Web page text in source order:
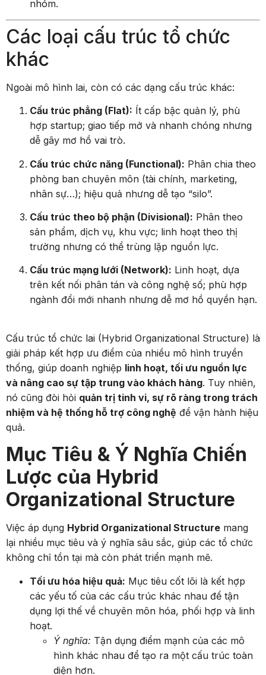
Các loại cấu trúc tổ chức
khác
Ngoài mô hình lai, còn có các dạng cấu trúc khác:
Cấu trúc phẳng (Flat): Ít cấp bậc quản lý, phù
hợp startup; giao tiếp mở và nhanh chóng nhưng
dễ gây mơ hồ vai trò.
Cấu trúc chức năng (Functional): Phân chia theo
phòng ban chuyên môn (tài chính, marketing,
nhân sự…); hiệu quả nhưng dễ tạo “silo”.
Cấu trúc theo bộ phận (Divisional): Phân theo
sản phẩm, dịch vụ, khu vực; linh hoạt theo thị
trường nhưng có thể trùng lặp nguồn lực.
Cấu trúc mạng lưới (Network): Linh hoạt, dựa
trên kết nối phân tán và công nghệ số; phù hợp
ngành đổi mới nhanh nhưng dễ mơ hồ quyền hạn.
Cấu trúc tổ chức lai (Hybrid Organizational Structure) là
giải pháp kết hợp ưu điểm của nhiều mô hình truyền
thống, giúp doanh nghiệp linh hoạt, tối ưu nguồn lực
và nâng cao sự tập trung vào khách hàng . Tuy nhiên,
nó cũng đòi hỏi quản trị tinh vi, sự rõ ràng trong trách
nhiệm và hệ thống hỗ trợ công nghệ để vận hành hiệu
quả.
Mục Tiêu & Ý Nghĩa Chiến
Lược của Hybrid
Organizational Structure
Việc áp dụng Hybrid Organizational Structure mang
lại nhiều mục tiêu và ý nghĩa sâu sắc, giúp các tổ chức
không chỉ tồn tại mà còn phát triển mạnh mẽ.
Tối ưu hóa hiệu quả: Mục tiêu cốt lõi là kết hợp
các yếu tố của các cấu trúc khác nhau để tận
dụng lợi thế về chuyên môn hóa, phối hợp và linh
hoạt.
Ý nghĩa: Tận dụng điểm mạnh của các mô
hình khác nhau để tạo ra một cấu trúc toàn
diện hơn.